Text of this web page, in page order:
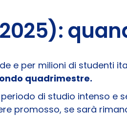
e per milioni di studenti
quadrimestre.
di studio intenso e
promosso, se sarà